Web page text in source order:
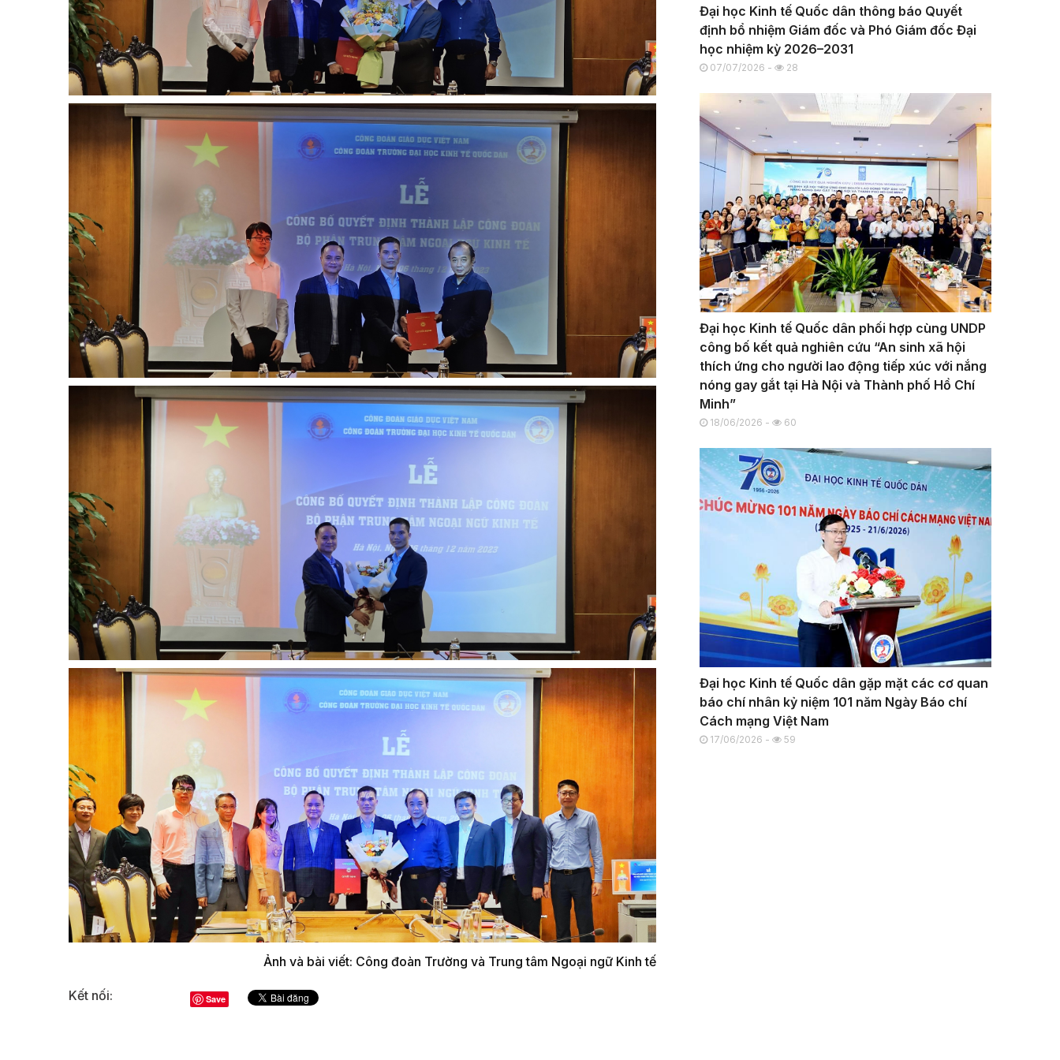
Ảnh và bài viết: Công đoàn Trường và Trung tâm Ngoại ngữ Kinh tế
Kết nối: Save
Đại học Kinh tế Quốc dân thông báo Quyết
định bổ nhiệm Giám đốc và Phó Giám đốc Đại
học nhiệm kỳ 2026–2031
07/07/2026 - 28
Đại học Kinh tế Quốc dân phối hợp cùng UNDP
công bố kết quả nghiên cứu “An sinh xã hội
thích ứng cho người lao động tiếp xúc với nắng
nóng gay gắt tại Hà Nội và Thành phố Hồ Chí
Minh”
18/06/2026 - 60
Đại học Kinh tế Quốc dân gặp mặt các cơ quan
báo chí nhân kỷ niệm 101 năm Ngày Báo chí
Cách mạng Việt Nam
17/06/2026 - 59